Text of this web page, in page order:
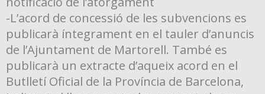
-L’acord de concessió de les subvencions es
publicarà íntegrament en el tauler d’anuncis
de l’Ajuntament de Martorell. També es
publicarà un extracte d’aqueix acord en el
Butlletí Oficial de la Província de Barcelona,